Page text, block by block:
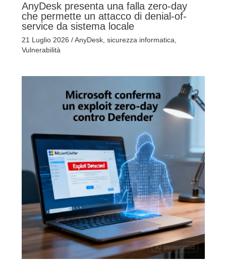
AnyDesk presenta una falla zero-day
che permette un attacco di denial-of-
service da sistema locale
21 Luglio 2026 /AnyDesk, sicurezza informatica,
Vulnerabilità